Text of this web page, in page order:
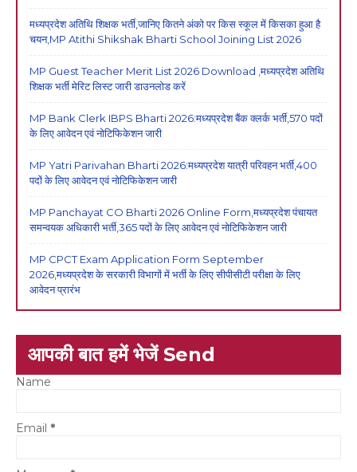
मध्यप्रदेश अतिथि शिक्षक भर्ती,जानिए कितने अंको पर किस स्कूल में किसका हुआ है
चयन,MP Atithi Shikshak Bharti School Joining List 2026
MP Guest Teacher Merit List 2026 Download ,मध्यप्रदेश अतिथि
शिक्षक भर्ती मेरिट लिस्ट जारी डाउनलोड करें
MP Bank Clerk IBPS Bharti 2026:मध्यप्रदेश बैंक क्लर्क भर्ती,570 पदों
के लिए आवेदन एवं नोटिफिकेशन जारी
MP Yatri Parivahan Bharti 2026:मध्यप्रदेश यात्री परिवहन भर्ती,400
पदों के लिए आवेदन एवं नोटिफिकेशन जारी
MP Panchayat CO Bharti 2026 Online Form,मध्यप्रदेश पंचायत
समन्वयक अधिकारी भर्ती,365 पदों के लिए आवेदन एवं नोटिफिकेशन जारी
MP CPCT Exam Application Form September
2026,मध्यप्रदेश के सरकारी विभागों में भर्ती के लिए सीपीसीटी परीक्षा के लिए
आवेदन प्रारंभ
आपकी बात हमें भेजें Send
Name
Email *